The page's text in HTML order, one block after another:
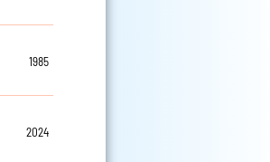
1985
2024